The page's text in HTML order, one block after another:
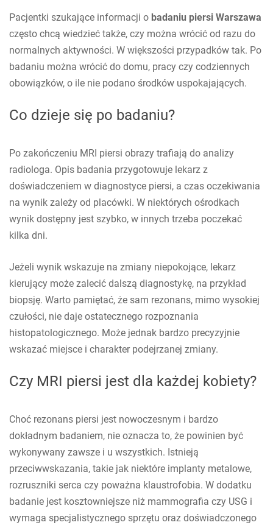
Pacjentki szukające informacji o badaniu piersi Warszawa
często chcą wiedzieć także, czy można wrócić od razu do
normalnych aktywności. W większości przypadków tak. Po
badaniu można wrócić do domu, pracy czy codziennych
obowiązków, o ile nie podano środków uspokajających.
Co dzieje się po badaniu?
Po zakończeniu MRI piersi obrazy trafiają do analizy
radiologa. Opis badania przygotowuje lekarz z
doświadczeniem w diagnostyce piersi, a czas oczekiwania
na wynik zależy od placówki. W niektórych ośrodkach
wynik dostępny jest szybko, w innych trzeba poczekać
kilka dni.
Jeżeli wynik wskazuje na zmiany niepokojące, lekarz
kierujący może zalecić dalszą diagnostykę, na przykład
biopsję. Warto pamiętać, że sam rezonans, mimo wysokiej
czułości, nie daje ostatecznego rozpoznania
histopatologicznego. Może jednak bardzo precyzyjnie
wskazać miejsce i charakter podejrzanej zmiany.
Czy MRI piersi jest dla każdej kobiety?
Choć rezonans piersi jest nowoczesnym i bardzo
dokładnym badaniem, nie oznacza to, że powinien być
wykonywany zawsze i u wszystkich. Istnieją
przeciwwskazania, takie jak niektóre implanty metalowe,
rozruszniki serca czy poważna klaustrofobia. W dodatku
badanie jest kosztowniejsze niż mammografia czy USG i
wymaga specjalistycznego sprzętu oraz doświadczonego